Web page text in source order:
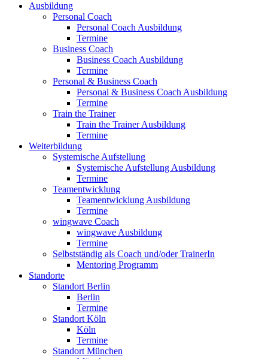
Ausbildung
Personal Coach
Personal Coach Ausbildung
Termine
Business Coach
Business Coach Ausbildung
Termine
Personal & Business Coach
Personal & Business Coach Ausbildung
Termine
Train the Trainer
Train the Trainer Ausbildung
Termine
Weiterbildung
Systemische Aufstellung
Systemische Aufstellung Ausbildung
Termine
Teamentwicklung
Teamentwicklung Ausbildung
Termine
wingwave Coach
wingwave Ausbildung
Termine
Selbstständig als Coach und/oder TrainerIn
Mentoring Programm
Standorte
Standort Berlin
Berlin
Termine
Standort Köln
Köln
Termine
Standort München